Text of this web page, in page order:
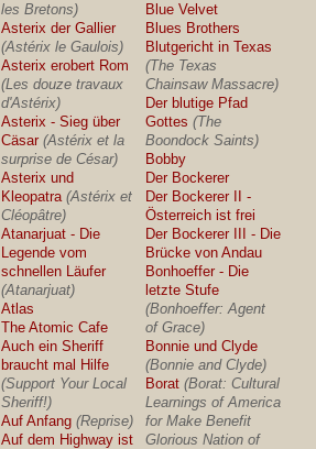
les Bretons)
Asterix der Gallier
(Astérix le Gaulois)
Asterix erobert Rom
(Les douze travaux
d'Astérix)
Asterix - Sieg über
Cäsar (Astérix et la
surprise de César)
Asterix und
Kleopatra (Astérix et
Cléopâtre)
Atanarjuat - Die
Legende vom
schnellen Läufer
(Atanarjuat)
Atlas
The Atomic Cafe
Auch ein Sheriff
braucht mal Hilfe
(Support Your Local
Sheriff!)
Auf Anfang (Reprise)
Auf dem Highway ist
Blue Velvet
Blues Brothers
Blutgericht in Texas
(The Texas
Chainsaw Massacre)
Der blutige Pfad
Gottes (The
Boondock Saints)
Bobby
Der Bockerer
Der Bockerer II -
Österreich ist frei
Der Bockerer III - Die
Brücke von Andau
Bonhoeffer - Die
letzte Stufe
(Bonhoeffer: Agent
of Grace)
Bonnie und Clyde
(Bonnie and Clyde)
Borat (Borat: Cultural
Learnings of America
for Make Benefit
Glorious Nation of